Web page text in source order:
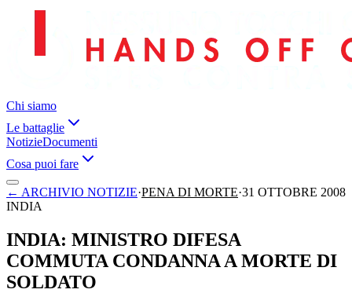
Chi siamo
Le battaglie
NotizieDocumenti
Cosa puoi fare
← ARCHIVIO NOTIZIE·PENA DI MORTE·31 OTTOBRE 2008
INDIA
INDIA: MINISTRO DIFESA
COMMUTA CONDANNA A MORTE DI
SOLDATO